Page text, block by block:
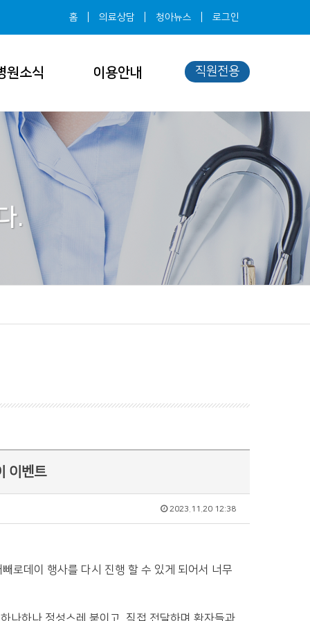
홈 의료상담 청아뉴스 로그인
원소식 이용안내 직원전용
이벤트
2023.11.20 12:38
로데이 행사를 다시 진행 할 수 있게 되어서 너무
나하나 정성스레 붙이고, 직접 전달하며 환자들과